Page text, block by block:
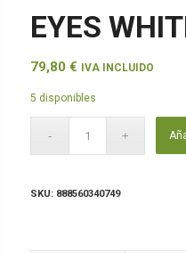
EYES
79,80 € IVA INCLUIDO
5 disponibles
SKU: 888560340749